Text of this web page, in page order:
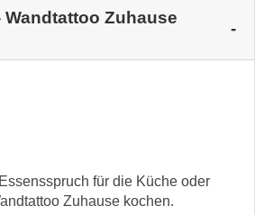
Zuhause
für die Küche oder
Zuhause kochen.